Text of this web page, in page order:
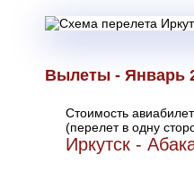
Вылеты - Январь
Стоимость
(перелет в одну
Иркутск -